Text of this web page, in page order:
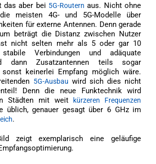
das aber bei 5G-Routern aus. Nicht ohne
meisten 4G- und 5G-Modelle über
für externe Antennen. Denn gerade
beträgt die Distanz zwischen Nutzer
nicht selten mehr als 5 oder gar 10
Verbindungen und adäquate
dann Zusatzantennen teils sogar
keinerlei Empfang möglich wäre.
5G-Ausbau wird sich dies nicht
Denn die neue Funktechnik wird
Städten mit weit
kürzeren Frequenzen
üblich, genauer gesagt über 6 GHz im
.
zeigt exemplarisch eine geläufige